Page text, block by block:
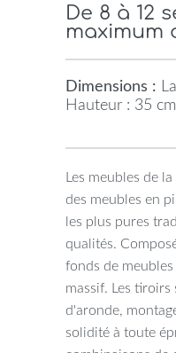
De 8 à 12
maximum
Dimensions :
Hauteur : 35
Les meubles de
des meubles en
les plus pures
qualités.
fonds de
massif. Les
d'aronde,
solidité à toute